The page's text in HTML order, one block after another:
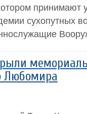
принимают
сухопутных
Любомира